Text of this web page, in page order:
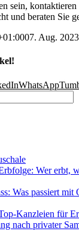
sein,
und beraten Sie
07. Aug. 2023
WhatsApp
Wer erbt,
Was passiert mit
Kanzleien für
nach privater